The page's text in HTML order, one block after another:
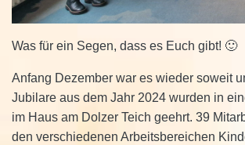
Was für ein Segen, dass es Euch gibt! 🙂
Anfang Dezember war es wieder soweit
Jubilare aus dem Jahr 2024 wurden in
im Haus am Dolzer Teich geehrt. 39
den verschiedenen Arbeitsbereichen